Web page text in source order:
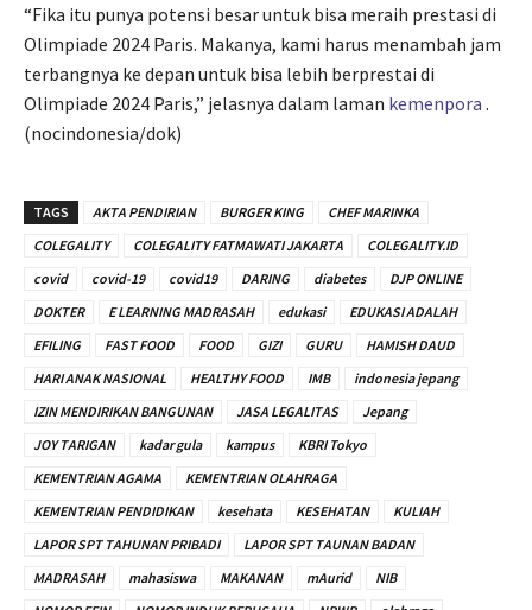
“Fika itu punya potensi besar untuk bisa meraih prestasi di
Olimpiade 2024 Paris. Makanya, kami harus menambah jam
terbangnya ke depan untuk bisa lebih berprestai di
Olimpiade 2024 Paris,” jelasnya dalam laman kemenpora .
(nocindonesia/dok)
TAGS AKTA PENDIRIAN BURGER KING
CHEF MARINKA
COLEGALITY
COLEGALITY FATMAWATI JAKARTA
COLEGALITY.ID
covid
covid-19 covid19 DARING diabetes
DJP ONLINE
DOKTER
E LEARNING MADRASAH edukasi
EDUKASI ADALAH
EFILING
FAST FOOD FOOD GIZI GURU
HAMISH DAUD
HARI ANAK NASIONAL
HEALTHY FOOD IMB
indonesia jepang
IZIN MENDIRIKAN BANGUNAN
JASA LEGALITAS
Jepang
JOY TARIGAN
kadar gula kampus
KBRI Tokyo
KEMENTRIAN AGAMA
KEMENTRIAN OLAHRAGA
KEMENTRIAN PENDIDIKAN
kesehata KESEHATAN
KULIAH
LAPOR SPT TAHUNAN PRIBADI
LAPOR SPT TAUNAN BADAN
MADRASAH
mahasiswa MAKANAN mAurid
NIB